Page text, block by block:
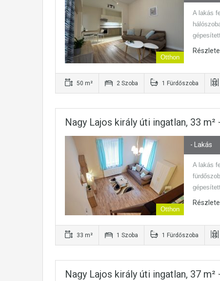
Otthon
A lakás
50 m² 2 Szoba 1 Fürdőszoba
Nagy Lajos király úti ingatlan, 33
Otthon
- Lakás
A lakás
33 m² 1 Szoba 1 Fürdőszoba
Nagy Lajos király úti ingatlan, 37